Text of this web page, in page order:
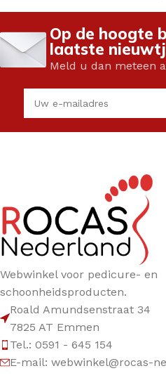
Op de hoogte
laatste
Meld u dan meteen
Webwinkel voor pedicure- en
schoonheidsproducten.
Roald Amundsenstraat 34
7825 AT Emmen
Tel.: 0591 - 645 154
E-mail: webwinkel@rocas-